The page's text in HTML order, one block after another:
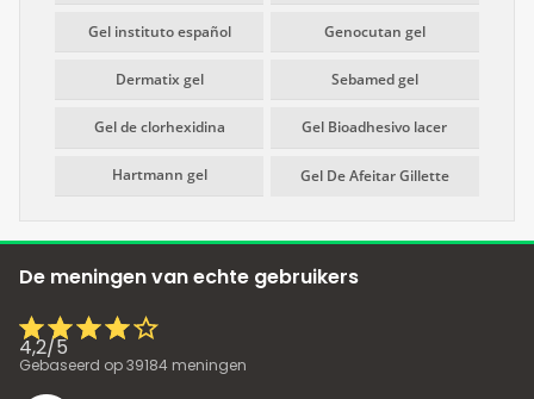
Gel instituto español Genocutan gel
Dermatix gel Sebamed gel
Gel de clorhexidina Gel Bioadhesivo lacer
Hartmann gel Gel De Afeitar Gillette
De meningen van echte gebruikers
4,2/5
Gebaseerd op39184 meningen